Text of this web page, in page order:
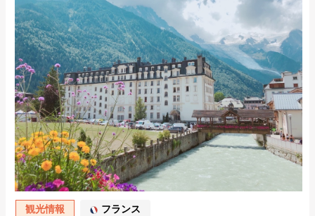
観光情報 フランス